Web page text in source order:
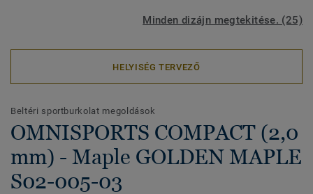
Minden dizájn megtekitése. (25)
HELYISÉG TERVEZŐ
Beltéri sportburkolat megoldások
OMNISPORTS COMPACT (2,0
mm) - Maple GOLDEN MAPLE
S02-005-03